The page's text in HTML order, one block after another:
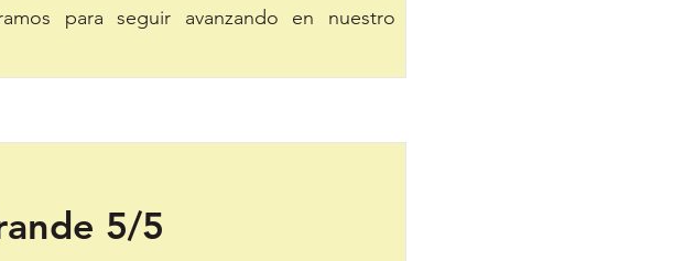
para seguir avanzando en nuestro
5/5